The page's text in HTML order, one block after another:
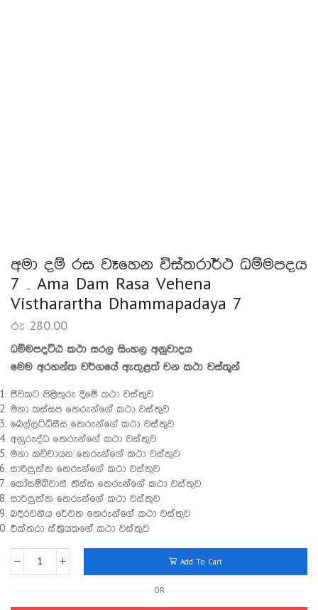
අමා දම් රස වෑහෙන විස්තරාර්ථ ධම්මපදය
7 – Ama Dam Rasa Vehena
Vistharartha Dhammapadaya 7
රු 280.00
ධම්මපදට්ඨ කථා සරල සිංහල අනුවාදය
මෙම අරහන්ත වර්ගයේ ඇතුළත් වන කථා වස්තූන්
ජීවකට පිළිතුරු දීමේ කථා වස්තුව
මහා කස්සප තෙරුන්ගේ කථා වස්තුව
බෙල්ලට්ඨිසීස තෙරුන්ගේ කථා වස්තුව
අනුරුද්ධ තෙරුන්ගේ කථා වස්තුව
මහා කච්චායන තෙරුන්ගේ කථා වස්තුව
සාරිපුත්ත තෙරුන්ගේ කථා වස්තුව
කෝසම්බිවාසී තිස්ස තෙරුන්ගේ කථා වස්තුව
සාරිපුත්ත තෙරුන්ගේ කථා වස්තුව
ඛදිරවනීය රේවත තෙරුන්ගේ කථා වස්තුව
එක්තරා ස්ත්‍රියකගේ කථා වස්තුව
Add To Cart
OR